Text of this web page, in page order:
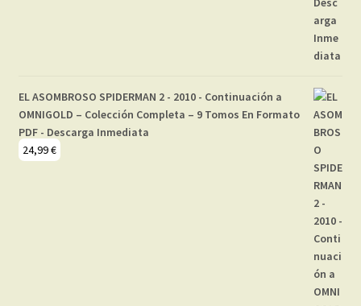
EL ASOMBROSO SPIDERMAN 2 - 2010 - Continuación a
OMNIGOLD – Colección Completa – 9 Tomos En Formato
PDF - Descarga Inmediata
24,99€